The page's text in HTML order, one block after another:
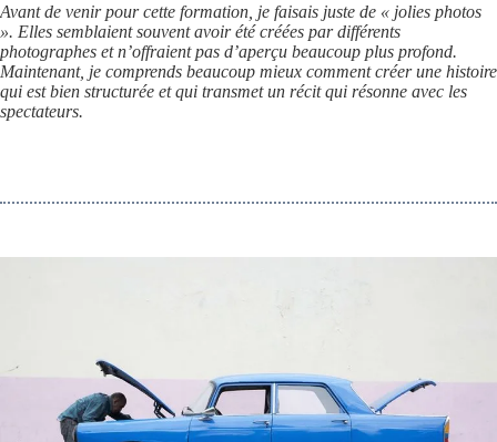
Avant de venir pour cette formation, je faisais juste de « jolies photos
». Elles semblaient souvent avoir été créées par différents
photographes et n’offraient pas d’aperçu beaucoup plus profond.
Maintenant, je comprends beaucoup mieux comment créer une histoire
qui est bien structurée et qui transmet un récit qui résonne avec les
spectateurs.